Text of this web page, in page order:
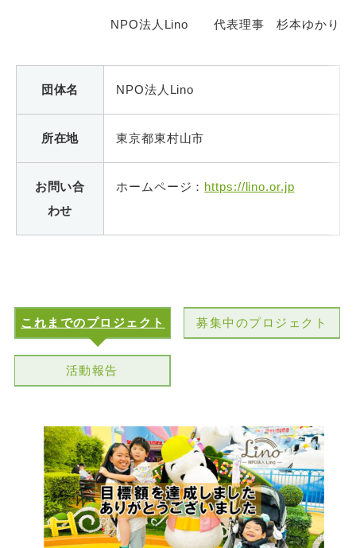
NPO法人Lino 代表理事 杉本ゆかり
団体名 NPO法人Lino
所在地 東京都東村山市
お問い合
わせ
ホームページ： https://lino.or.jp
これまでのプロジェクト 募集中のプロジェクト
活動報告